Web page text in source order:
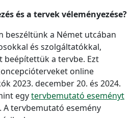
és a tervek véleményezése?
beszéltünk a Német utcában
és szolgáltatókkal,
beépítettük a tervbe. Ezt
online
2023. december 20. és 2024.
egytervbemutató eseményt
tervbemutató esemény